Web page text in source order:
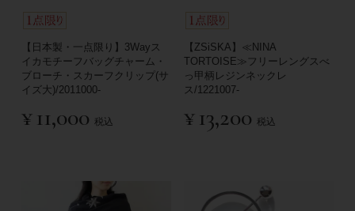
【日本製・一点限り】3Wayス
イカモチーフバッグチャーム・
ブローチ・スカーフクリップ(サ
イズ大)/2011000-
¥ 11,000 税込
【ZSiSKA】≪NINA
TORTOISE≫フリーレングスべ
っ甲柄レジンネックレ
ス/1221007-
¥ 13,200 税込